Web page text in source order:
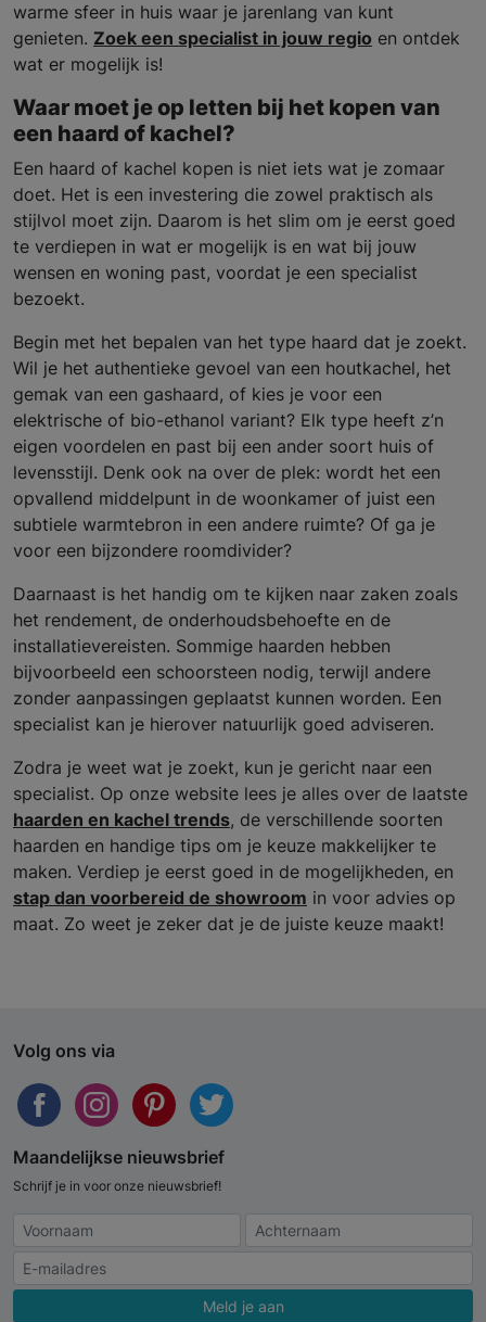
warme sfeer in huis waar je jarenlang van kunt
genieten. Zoek een specialist in jouw regio en ontdek
wat er mogelijk is!
Waar moet je op letten bij het kopen van
een haard of kachel?
Een haard of kachel kopen is niet iets wat je zomaar
doet. Het is een investering die zowel praktisch als
stijlvol moet zijn. Daarom is het slim om je eerst goed
te verdiepen in wat er mogelijk is en wat bij jouw
wensen en woning past, voordat je een specialist
bezoekt.
Begin met het bepalen van het type haard dat je zoekt.
Wil je het authentieke gevoel van een houtkachel, het
gemak van een gashaard, of kies je voor een
elektrische of bio-ethanol variant? Elk type heeft z’n
eigen voordelen en past bij een ander soort huis of
levensstijl. Denk ook na over de plek: wordt het een
opvallend middelpunt in de woonkamer of juist een
subtiele warmtebron in een andere ruimte? Of ga je
voor een bijzondere roomdivider?
Daarnaast is het handig om te kijken naar zaken zoals
het rendement, de onderhoudsbehoefte en de
installatievereisten. Sommige haarden hebben
bijvoorbeeld een schoorsteen nodig, terwijl andere
zonder aanpassingen geplaatst kunnen worden. Een
specialist kan je hierover natuurlijk goed adviseren.
Zodra je weet wat je zoekt, kun je gericht naar een
specialist. Op onze website lees je alles over de laatste
haarden en kachel trends, de verschillende soorten
haarden en handige tips om je keuze makkelijker te
maken. Verdiep je eerst goed in de mogelijkheden, en
stap dan voorbereid de showroom in voor advies op
maat. Zo weet je zeker dat je de juiste keuze maakt!
Volg ons via
Maandelijkse nieuwsbrief
Schrijf je in voor onze nieuwsbrief!
Meld je aan